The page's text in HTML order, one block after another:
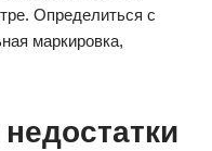
Определиться с
маркировка,